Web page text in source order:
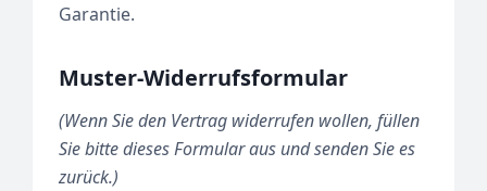
Garantie.
Muster-Widerrufsformular
(Wenn Sie den Vertrag widerrufen wollen, füllen
Sie bitte dieses Formular aus und senden Sie es
zurück.)